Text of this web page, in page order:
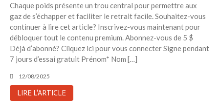
Chaque poids présente un trou central pour permettre aux
gaz de s’échapper et faciliter le retrait facile. Souhaitez-vous
continuer à lire cet article? Inscrivez-vous maintenant pour
débloquer tout le contenu premium. Abonnez-vous de 5 $
Déjà d’abonné? Cliquez ici pour vous connecter Signe pendant
7 jours d’essai gratuit Prénom* Nom […]
12/08/2025
LIRE L'ARTICLE